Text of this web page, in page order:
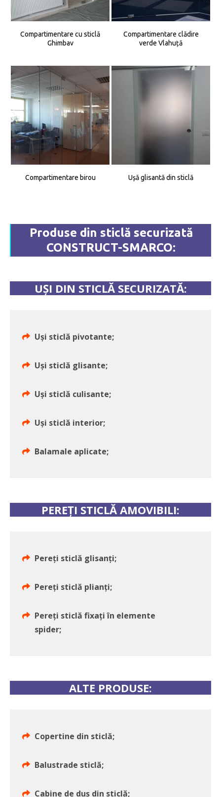
Compartimentare cu sticlă
Ghimbav
Compartimentare clădire
verde Vlahuță
Compartimentare birou Ușă glisantă din sticlă
Produse din sticlă securizată
CONSTRUCT-SMARCO:
UȘI DIN STICLĂ SECURIZATĂ:
Uși sticlă pivotante;
Uși sticlă glisante;
Uși sticlă culisante;
Uși sticlă interior;
Balamale aplicate;
PEREȚI STICLĂ AMOVIBILI:
Pereți sticlă glisanți;
Pereți sticlă plianți;
Pereți sticlă fixați în elemente
spider;
ALTE PRODUSE:
Copertine din sticlă;
Balustrade sticlă;
Cabine de duș din sticlă;